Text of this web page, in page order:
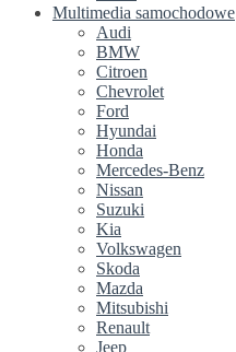
Multimedia samochodowe
Audi
BMW
Citroen
Chevrolet
Ford
Hyundai
Honda
Mercedes-Benz
Nissan
Suzuki
Kia
Volkswagen
Skoda
Mazda
Mitsubishi
Renault
Jeep